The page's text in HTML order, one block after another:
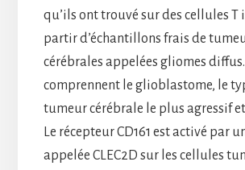
qu’ils ont trouvé sur des cellules T
partir d’échantillons frais de
cérébrales appelées gliomes
comprennent le glioblastome, le
tumeur cérébrale le plus agressif
Le récepteur CD161 est activé par
appelée CLEC2D sur les cellules